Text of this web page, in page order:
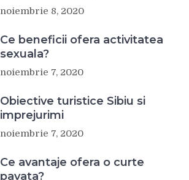
noiembrie 8, 2020
Ce beneficii ofera activitatea
sexuala?
noiembrie 7, 2020
Obiective turistice Sibiu si
imprejurimi
noiembrie 7, 2020
Ce avantaje ofera o curte
pavata?